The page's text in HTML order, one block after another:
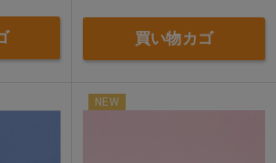
買い物カゴ
NEW